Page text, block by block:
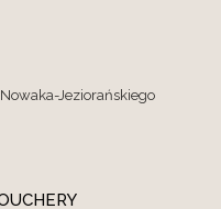
Jeziorańskiego